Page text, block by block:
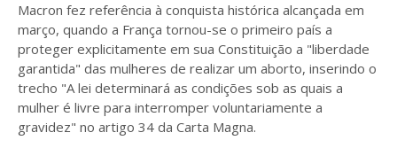
Macron fez referência à conquista histórica alcançada em
março, quando a França tornou-se o primeiro país a
proteger explicitamente em sua Constituição a "liberdade
garantida" das mulheres de realizar um aborto, inserindo o
trecho "A lei determinará as condições sob as quais a
mulher é livre para interromper voluntariamente a
gravidez" no artigo 34 da Carta Magna.